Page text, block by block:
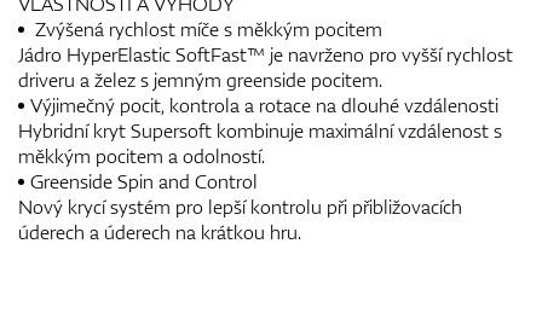
Zvýšená rychlost míče s měkkým pocitem
Jádro HyperElastic SoftFast™ je navrženo pro vyšší rychlost
driveru a želez s jemným greenside pocitem.
Výjimečný pocit, kontrola a rotace na dlouhé vzdálenosti
Hybridní kryt Supersoft kombinuje maximální vzdálenost s
měkkým pocitem a odolností.
Greenside Spin and Control
Nový krycí systém pro lepší kontrolu při přibližovacích
úderech a úderech na krátkou hru.